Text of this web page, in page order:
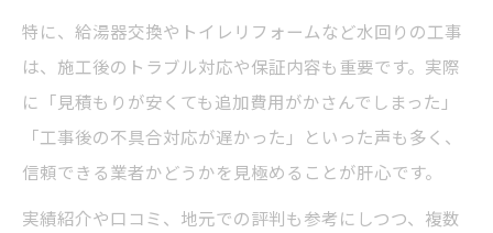
特に、給湯器交換やトイレリフォームなど水回りの工事
は、施工後のトラブル対応や保証内容も重要です。実際
に「見積もりが安くても追加費用がかさんでしまった」
「工事後の不具合対応が遅かった」といった声も多く、
信頼できる業者かどうかを見極めることが肝心です。
実績紹介や口コミ、地元での評判も参考にしつつ、複数